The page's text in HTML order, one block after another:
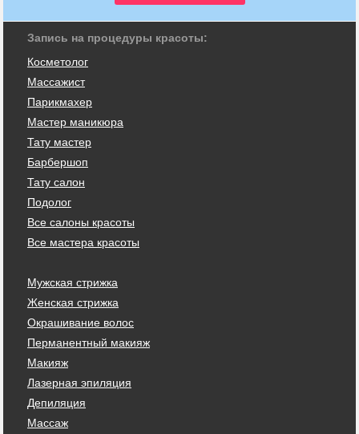
Запись на процедуры красоты:
Косметолог
Массажист
Парикмахер
Мастер маникюра
Тату мастер
Барбершоп
Тату салон
Подолог
Все салоны красоты
Все мастера красоты
Мужская стрижка
Женская стрижка
Окрашивание волос
Перманентный макияж
Макияж
Лазерная эпиляция
Депиляция
Массаж